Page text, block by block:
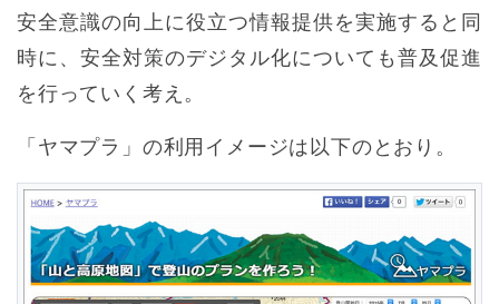
安全意識の向上に役立つ情報提供を実施すると同
時に、安全対策のデジタル化についても普及促進
を行っていく考え。
「ヤマプラ」の利用イメージは以下のとおり。